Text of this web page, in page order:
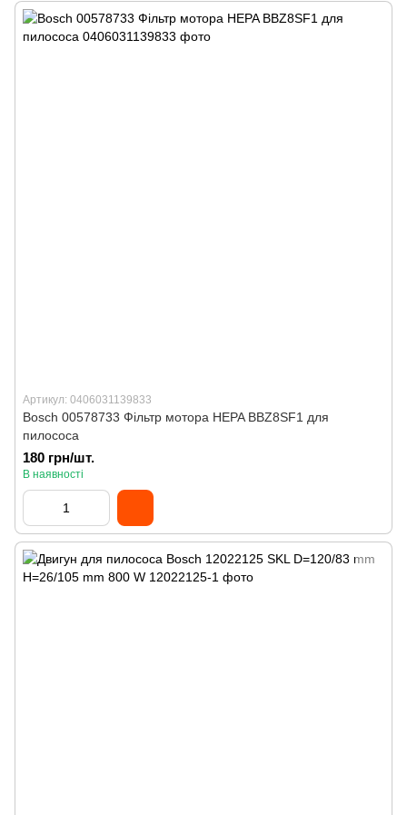
Артикул: 0406031139833
Bosch 00578733 Фільтр мотора HEPA BBZ8SF1 для
пилососа
180 грн/шт.
В наявності